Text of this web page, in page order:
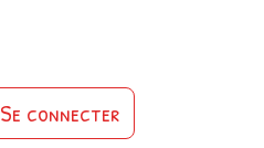
Se connecter